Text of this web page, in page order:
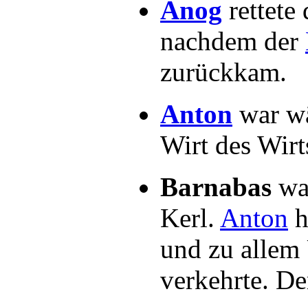
Anog rettete
nachdem der
zurückkam.
Anton war
Wirt des
Barnabas
Kerl. Anton
und zu
verkehrte.